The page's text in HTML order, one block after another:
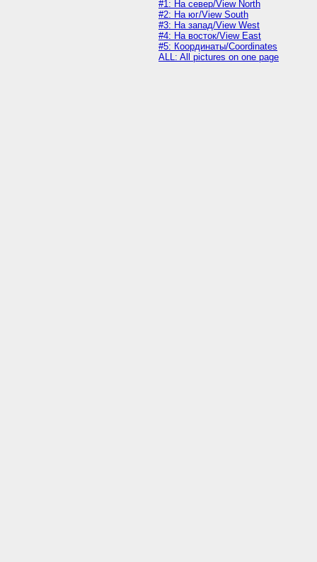
#1: На север/View North
#2: На юг/View South
#3: На запад/View West
#4: На восток/View East
#5: Координаты/Coordinates
ALL: All pictures on one page